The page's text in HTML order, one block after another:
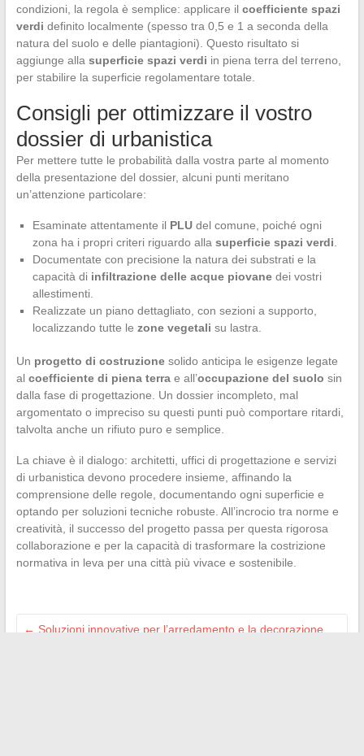
condizioni, la regola è semplice: applicare il coefficiente spazi
verdi definito localmente (spesso tra 0,5 e 1 a seconda della
natura del suolo e delle piantagioni). Questo risultato si
aggiunge alla superficie spazi verdi in piena terra del terreno,
per stabilire la superficie regolamentare totale.
Consigli per ottimizzare il vostro
dossier di urbanistica
Per mettere tutte le probabilità dalla vostra parte al momento
della presentazione del dossier, alcuni punti meritano
un’attenzione particolare:
Esaminate attentamente il PLUdel comune, poiché ogni
zona ha i propri criteri riguardo alla superficie spazi verdi
Documentate con precisione la natura dei substrati e la
capacità di infiltrazione delle acque piovanedei vostri
allestimenti.
Realizzate un piano dettagliato, con sezioni a supporto,
localizzando tutte le zone vegetali su lastra.
Un progetto di costruzionesolido anticipa le esigenze legate
al coefficiente di piena terrae all’occupazione del suolo sin
dalla fase di progettazione. Un dossier incompleto, mal
argomentato o impreciso su questi punti può comportare ritardi,
talvolta anche un rifiuto puro e semplice.
La chiave è il dialogo: architetti, uffici di progettazione e servizi
di urbanistica devono procedere insieme, affinando la
comprensione delle regole, documentando ogni superficie e
optando per soluzioni tecniche robuste. All’incrocio tra norme e
creatività, il successo del progetto passa per questa rigorosa
collaborazione e per la capacità di trasformare la costrizione
normativa in leva per una città più vivace e sostenibile.
← Soluzioni innovative per l’arredamento e la decorazione